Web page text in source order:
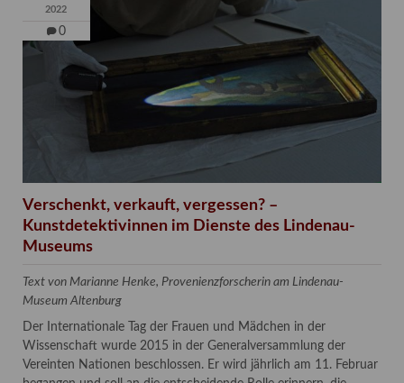
2022
0
Verschenkt, verkauft, vergessen? –
Kunstdetektivinnen im Dienste des Lindenau-
Museums
Text von Marianne Henke, Provenienzforscherin am Lindenau-
Museum Altenburg
Der Internationale Tag der Frauen und Mädchen in der
Wissenschaft wurde 2015 in der Generalversammlung der
Vereinten Nationen beschlossen. Er wird jährlich am 11. Februar